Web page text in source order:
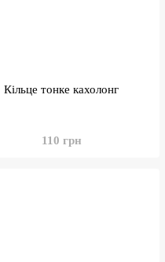
Кільце тонке кахолонг
110 грн